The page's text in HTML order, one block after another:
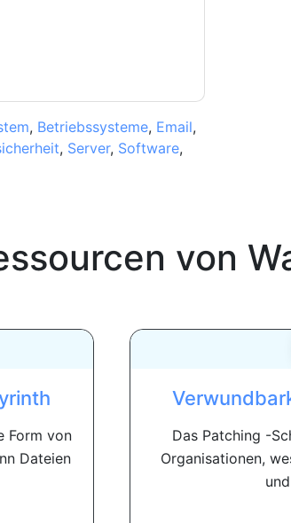
, Betriebssysteme, Email,
, Server, Software,
von
Form von
Dateien
Das Patching -
Organisationen,